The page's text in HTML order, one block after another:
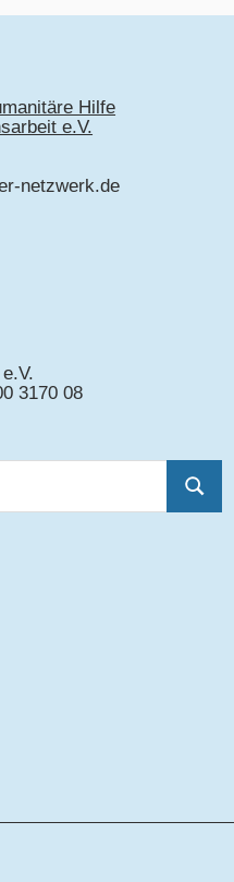
Hilfe
e.V.
netzwerk.de
3170 08